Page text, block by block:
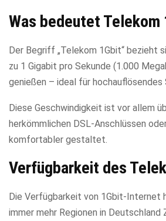
Was bedeutet
Der Begriff „Telekom 1Gbit“ bezieht
zu 1 Gigabit pro Sekunde (1.000
genießen – ideal für
Diese Geschwindigkeit ist vor allem
herkömmlichen DSL-Anschlüssen
komfortabler gestaltet.
Verfügbarkeit des
Die Verfügbarkeit von 1Gbit-Internet
immer mehr Regionen in